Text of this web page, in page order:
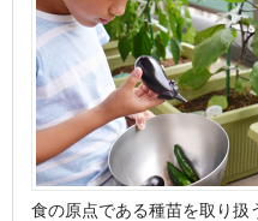
食の原点である種苗を取り扱